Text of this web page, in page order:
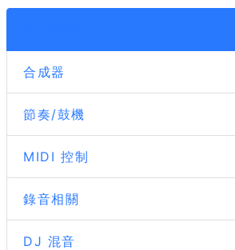
合成器
節奏/鼓機
MIDI 控制
錄音相關
DJ 混音